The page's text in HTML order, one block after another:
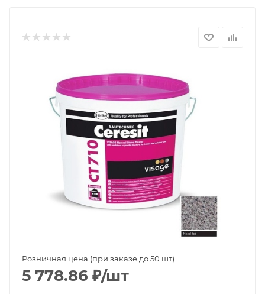
Розничная цена (при заказе до 50 шт)
5 778.86 ₽/шт